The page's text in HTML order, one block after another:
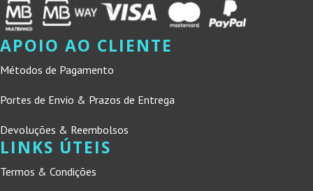
APOIO AO CLIENTE
Métodos de Pagamento
Portes de Envio & Prazos de Entrega
Devoluções & Reembolsos
LINKS ÚTEIS
Termos & Condições